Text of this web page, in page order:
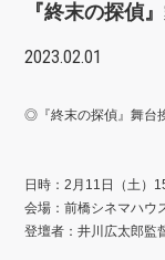
『終末の探偵
2023.02.01
◎『終末の探偵』舞台
日時：2 月11 日（土）
会場：前橋シネマハウ
登壇者：井川広太郎監